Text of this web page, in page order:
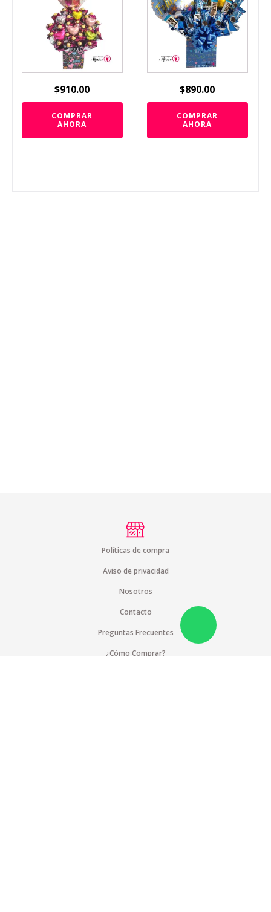
$910.00
COMPRAR
AHORA
$890.00
COMPRAR
AHORA
Políticas de compra
Aviso de privacidad
Nosotros
Contacto
Preguntas Frecuentes
¿Cómo Comprar?